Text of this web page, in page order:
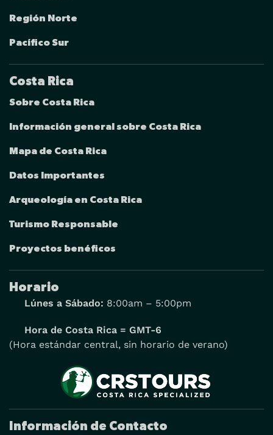
Región Norte
Pacífico Sur
Costa Rica
Sobre Costa Rica
Información general sobre Costa Rica
Mapa de Costa Rica
Datos Importantes
Arqueología en Costa Rica
Turismo Responsable
Proyectos benéficos
Horario
Lúnes a Sábado: 8:00am – 5:00pm
Hora de Costa Rica = GMT-6
(Hora estándar central, sin horario de verano)
Información de Contacto